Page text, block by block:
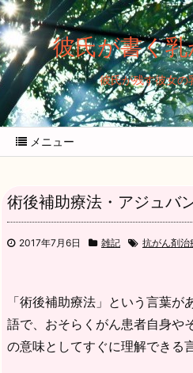
彼氏が書く
彼氏が残す彼女の
メニュー
術後補助療法・アジュバ
2017年7月6日 雑記 抗がん剤治
「術後補助療法」という言葉
語で、おそらくがん患者自身や
の意味としてすぐに理解できる